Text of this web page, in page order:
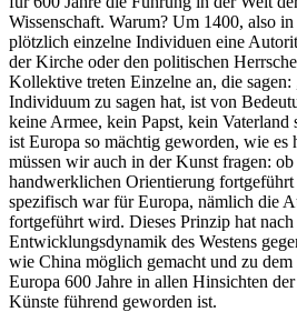
Wissenschaft. Warum? Um 1400, also
plötzlich einzelne Individuen eine
der Kirche oder den politischen
Kollektive treten Einzelne an, die sagen:
Individuum zu sagen hat, ist von
keine Armee, kein Papst, kein
ist Europa so mächtig geworden, wie es
müssen wir auch in der Kunst fragen:
handwerklichen Orientierung fortgeführt
spezifisch war für Europa, nämlich die
fortgeführt wird. Dieses Prinzip hat
Entwicklungsdynamik des Westens
wie China möglich gemacht und zu dem
Europa 600 Jahre in allen Hinsichten
Künste führend geworden ist.